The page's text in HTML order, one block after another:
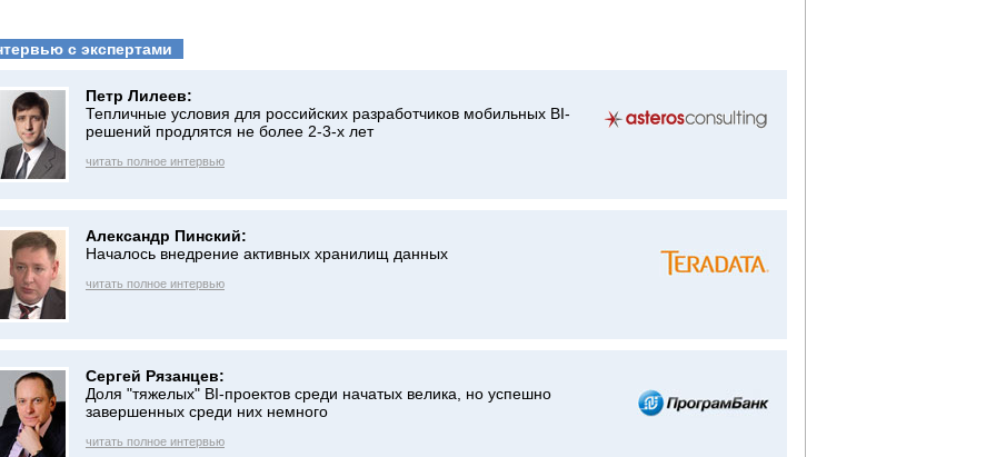
с экспертами
Петр Лилеев:
Тепличные условия для российских разработчиков мобильных BI-
решений продлятся не более 2-3-х лет
читать полное интервью
Александр Пинский:
Началось внедрение активных хранилищ данных
читать полное интервью
Сергей Рязанцев:
Доля "тяжелых" BI-проектов среди начатых велика, но успешно
завершенных среди них немного
читать полное интервью